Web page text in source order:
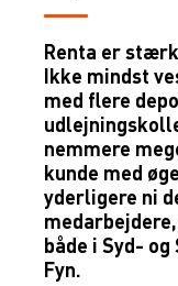
Renta er
Ikke mindst
med flere
nemmere
kunde med
yderligere ni
både i Syd-
Fyn.